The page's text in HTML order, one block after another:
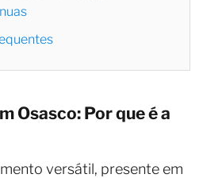
Osasco: Por que é a
versátil, presente em